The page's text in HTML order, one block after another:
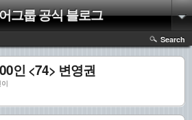
그룹 공식 블로그
Search
인 <74> 변영권